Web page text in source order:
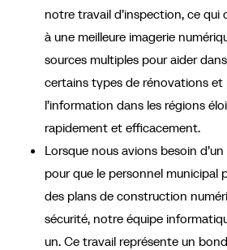
notre travail d’inspection, ce qui
à une meilleure imagerie
sources multiples pour aider
certains types de rénovations
l’information dans les régions
rapidement et efficacement.
Lorsque nous avions besoin
pour que le personnel municipal
des plans de construction
sécurité, notre équipe
un. Ce travail représente un